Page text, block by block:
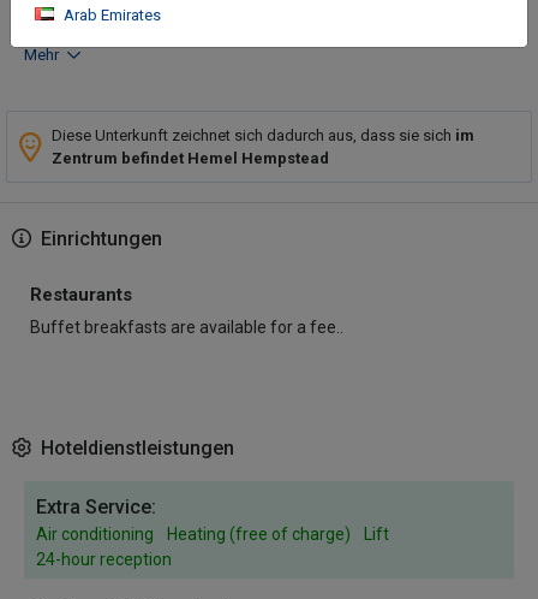
Mehr
Diese Unterkunft zeichnet sich dadurch aus, dass sie sich im
Zentrum befindet Hemel Hempstead
Einrichtungen
Restaurants
Buffet breakfasts are available for a fee..
Hoteldienstleistungen
Extra Service:
Air conditioning Heating (free of charge)
Lift
24-hour reception
Arab Emirates